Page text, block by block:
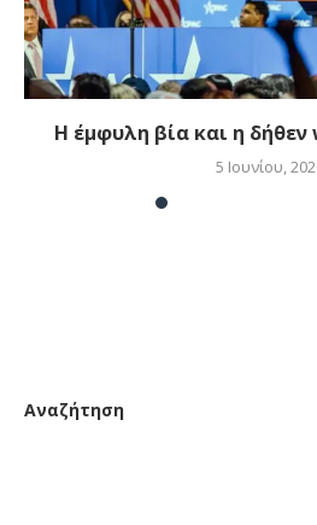
Η έμφυλη βία και η
5 Ιουνίου,
Αναζήτηση